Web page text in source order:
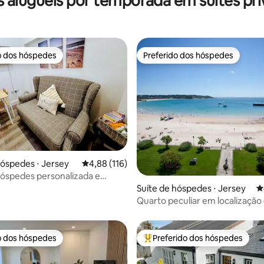
de 5, 206 avaliações
dos hóspedes
dos hóspedes
⋅ Jersey 4,88 de uma avaliação média de 5, 116
4,88 (116)
personalizada e
Preferido dos hóspedes
Preferido dos hóspedes
Suíte de hóspedes ⋅ Jersey
Quarto peculiar em
dos hóspedes
dos hóspedes Entre os melhores preferidos
Preferido dos hóspedes